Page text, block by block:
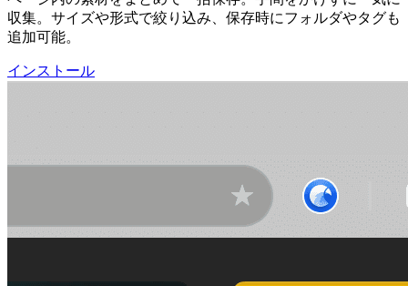
収集。サイズや形式で絞り込み、保存時にフォルダやタグも
追加可能。
インストール